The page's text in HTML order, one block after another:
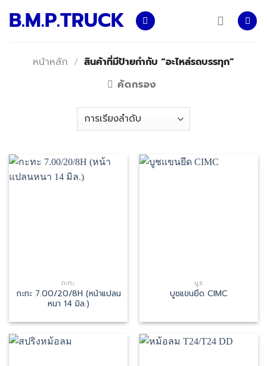
B.M.P.TRUCK
หน้าหลัก / สินค้าที่มีป้ายกำกับ “อะไหล่รถบรรทุก”
คัดกรอง
กะทะ
กะทะ 7.00/20/8H (หน้าแปลน
หนา 14 มิล.)
บูช
บูชแขนยึด CIMC